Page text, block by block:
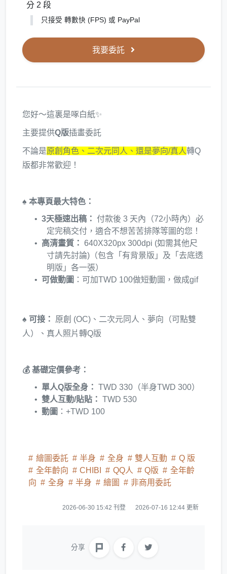
分 2 段
只接受 轉數快 (FPS) 或 PayPal
我要委託
您好～這裏是啄白紙✨
主要提供Q版插畫委託
不論是原創角色、二次元同人、還是夢向/真人轉Q
版都非常歡迎！
♠️ 本專頁最大特色：
3天極速出稿： 付款後 3 天內（72小時內）必
定完稿交付，適合不想苦苦排隊等圖的您！
高清畫質： 640X320px 300dpi (如需其他尺
寸請先討論)（包含「有背景版」及「去底透
明版」各一張）
可做動圖 ：可加TWD 100做短動圖，做成gif
♠️ 可接：
原創 (OC)、二次元同人、夢向（可點雙
人）、真人照片轉Q版
💰 基礎定價參考：
單人Q版全身： TWD 330（半身TWD 300）
雙人互動/貼貼： TWD 530
動圖 ：+TWD 100
繪圖委託 半身 全身 雙人互動
Q 版
全年齡向
CHIBI QQ人 Q版
全年齡
向
全身 半身 繪圖 非商用委託
2026-06-30 15:42 刊登 2026-07-16 12:44 更新
分享